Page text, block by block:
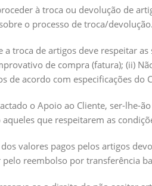
à troca ou devolução de
o processo de troca/
a troca de artigos deve respeitar
de compra (fatura); (ii)
de acordo com especificações do
o Apoio ao Cliente, ser-lhe-
que respeitarem as
valores pagos pelos artigos
pelo reembolso por transferência